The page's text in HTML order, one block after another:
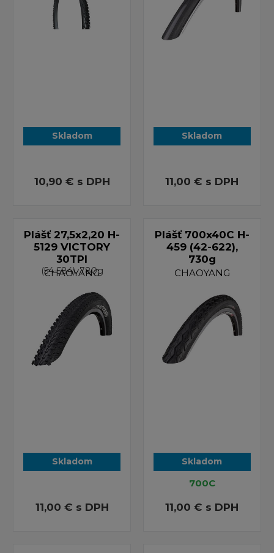
Skladom
10,90 € s DPH
Skladom
11,00 € s DPH
Plášť 27,5x2,20 H-
5129 VICTORY
30TPI
(54-584), 780g
CHAOYANG
Skladom
11,00 € s DPH
Plášť 700x40C H-
459 (42-622),
730g
CHAOYANG
Skladom
700C
11,00 € s DPH